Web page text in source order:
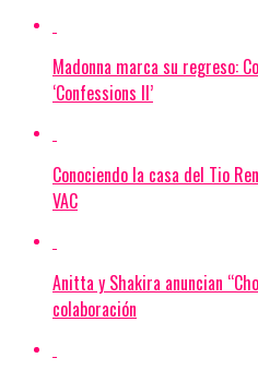
Madonna marca su regreso:
‘Confessions II’
Conociendo la casa del Tio
VAC
Anitta y Shakira anuncian
colaboración